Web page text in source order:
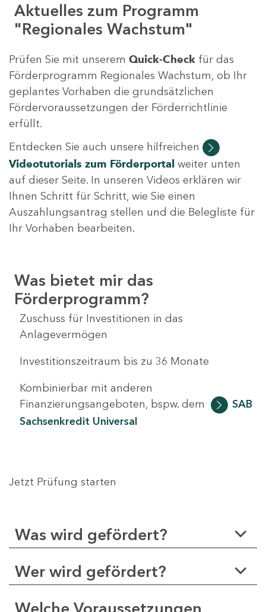
Aktuelles zum Programm
"Regionales Wachstum"
Prüfen Sie mit unserem Quick-Check für das
Förderprogramm Regionales Wachstum, ob Ihr
geplantes Vorhaben die grundsätzlichen
Fördervoraussetzungen der Förderrichtlinie
erfüllt.
Entdecken Sie auch unsere hilfreichen
Videotutorials zum Förderportal weiter unten
auf dieser Seite. In unseren Videos erklären wir
Ihnen Schritt für Schritt, wie Sie einen
Auszahlungsantrag stellen und die Belegliste für
Ihr Vorhaben bearbeiten.
Was bietet mir das
Förderprogramm?
Zuschuss für Investitionen in das
Anlagevermögen
Investitionszeitraum bis zu 36 Monate
Kombinierbar mit anderen
Finanzierungsangeboten, bspw. dem
SAB
Sachsenkredit Universal
Jetzt Prüfung starten
Was wird gefördert?
Wer wird gefördert?
Welche Voraussetzungen